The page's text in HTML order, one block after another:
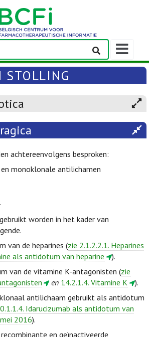
STOLLING
achtereenvolgens besproken:
monoklonale antilichamen
worden in het kader van
van de heparines (zie 2.1.2.2.1. Heparines
als antidotum van heparine
).
van de vitamine K-antagonisten (zie
en 14.2.1.4. Vitamine K
).
antilichaam gebruikt als antidotum
Idarucizumab als antidotum van
2016).
en geïnactiveerde